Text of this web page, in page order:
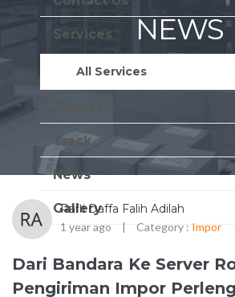
Services
All Services
Track
News
Gallery
NEWS
Stay Update With
Rafli Daffa Falih Adilah
1 year ago | Category : Impor
Dari Bandara Ke Server
Pengiriman Impor